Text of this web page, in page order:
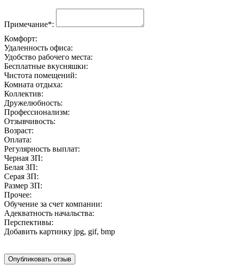
Примечание*:
Комфорт:
Удаленность офиса:
Удобство рабочего места:
Бесплатные вкусняшки:
Чистота помещений:
Комната отдыха:
Коллектив:
Дружелюбность:
Профессионализм:
Отзывчивость:
Возраст:
Оплата:
Регулярность выплат:
Черная ЗП:
Белая ЗП:
Серая ЗП:
Размер ЗП:
Прочее:
Обучение за счет компании:
Адекватность начальства:
Перспективы:
Добавить картинку jpg, gif, bmp